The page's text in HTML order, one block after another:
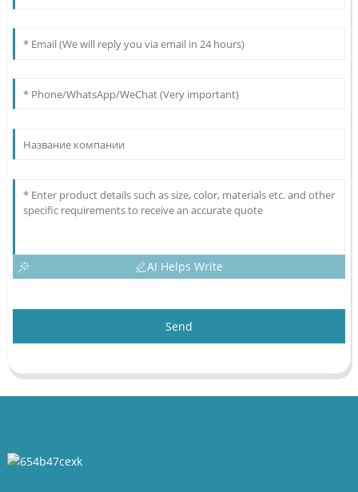
AI Helps Write
Send